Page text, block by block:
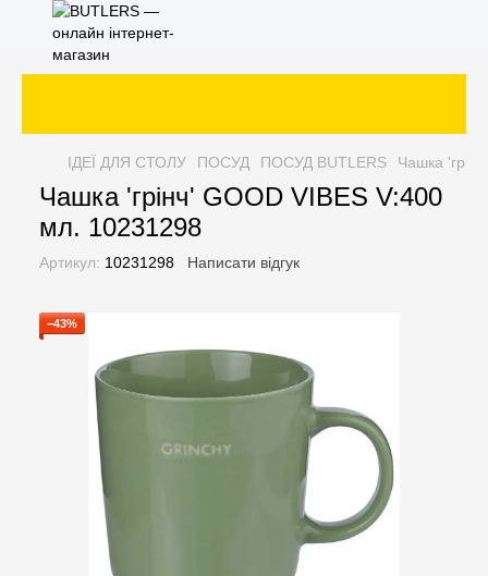
ІДЕЇ ДЛЯ СТОЛУ ПОСУД ПОСУД BUTLERS Чашка
Чашка 'грінч' GOOD VIBES V:400
мл. 10231298
Артикул: 10231298 Написати відгук
−43%